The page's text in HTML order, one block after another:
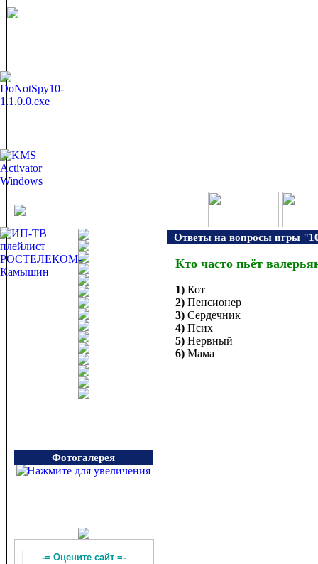
Фотогалерея
-= Оцените сайт =-
Ответы на вопросы игры
Кто часто пьёт
1) Кот
2) Пенсионер
3) Сердечник
4) Псих
5) Нервный
6) Мама